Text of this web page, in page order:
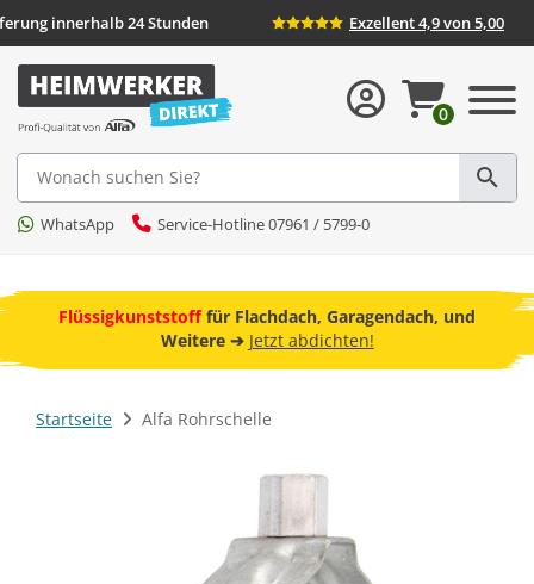
innerhalb 24 Stunden Exzellent 4,9 von 5,00
Suche
WhatsApp Service-Hotline 07961 / 5799-0
0
Flüssigkunststofffür Flachdach, Garagendach, und
Weitere ➔ Jetzt abdichten!
Startseite Alfa Rohrschelle